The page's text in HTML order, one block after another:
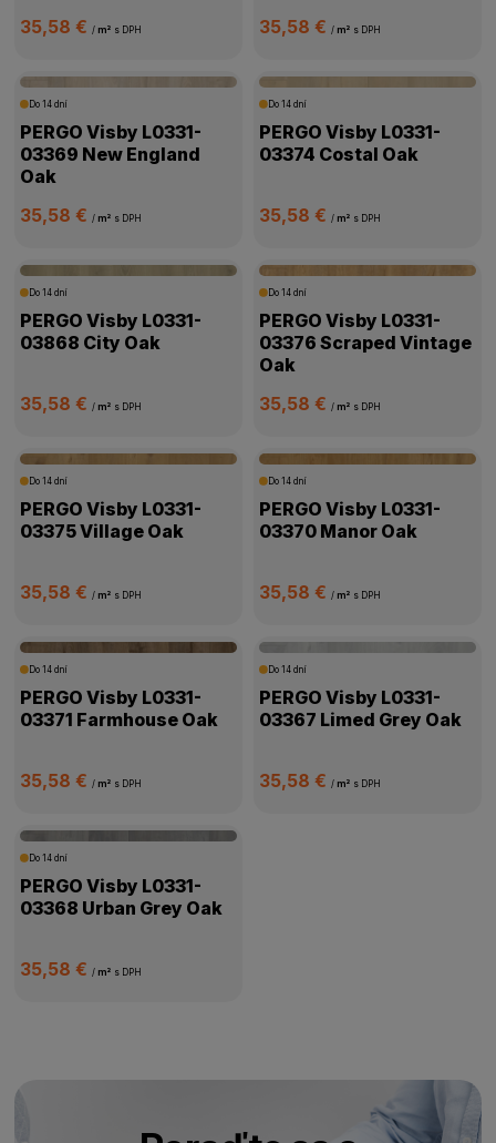
35,58 €/ m² s DPH
35,58 € / m² s DPH
Do 14 dní
PERGO Visby L0331-
03369 New England
Oak
35,58 €/ m² s DPH
Do 14 dní
PERGO Visby L0331-
03374 Costal Oak
35,58 € / m² s DPH
Do 14 dní
PERGO Visby L0331-
03868 City Oak
35,58 €/ m² s DPH
Do 14 dní
PERGO Visby L0331-
03376 Scraped Vintage
Oak
35,58 € / m² s DPH
Do 14 dní
PERGO Visby L0331-
03375 Village Oak
35,58 €/ m² s DPH
Do 14 dní
PERGO Visby L0331-
03370 Manor Oak
35,58 € / m² s DPH
Do 14 dní
PERGO Visby L0331-
03371 Farmhouse Oak
35,58 €/ m² s DPH
Do 14 dní
PERGO Visby L0331-
03367 Limed Grey Oak
35,58 € / m² s DPH
Do 14 dní
PERGO Visby L0331-
03368 Urban Grey Oak
35,58 €/ m² s DPH